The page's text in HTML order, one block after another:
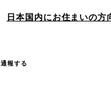
日本国内にお住まいの方
通報する